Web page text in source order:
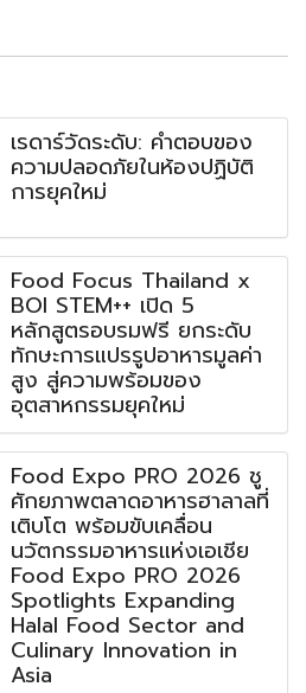
เรดาร์วัดระดับ: คำตอบของ
ความปลอดภัยในห้องปฏิบัติ
การยุคใหม่
Food Focus Thailand x
BOI STEM++ เปิด 5
หลักสูตรอบรมฟรี ยกระดับ
ทักษะการแปรรูปอาหารมูลค่า
สูง สู่ความพร้อมของ
อุตสาหกรรมยุคใหม่
Food Expo PRO 2026 ชู
ศักยภาพตลาดอาหารฮาลาลที่
เติบโต พร้อมขับเคลื่อน
นวัตกรรมอาหารแห่งเอเชีย
Food Expo PRO 2026
Spotlights Expanding
Halal Food Sector and
Culinary Innovation in
Asia